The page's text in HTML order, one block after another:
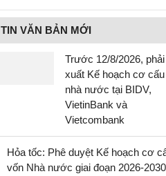
TIN VĂN BẢN MỚI
Trước 12/8/2026,
xuất Kế hoạch cơ
nhà nước tại BIDV,
VietinBank và
Vietcombank
Hỏa tốc: Phê duyệt Kế hoạch cơ
vốn Nhà nước giai đoạn 2026-2030